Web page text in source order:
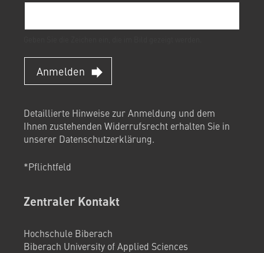
Anmelden
Detaillierte Hinweise zur Anmeldung und dem
Ihnen zustehenden Widerrufsrecht erhalten Sie in
unserer Datenschutzerklärung.
*Pflichtfeld
Zentraler Kontakt
Hochschule Biberach
Biberach University of Applied Sciences